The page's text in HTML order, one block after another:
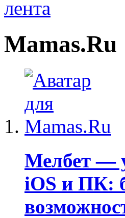
Mamas.Ru
Мелбет —
iOS и ПК: